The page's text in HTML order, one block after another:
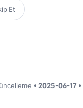
Et
• 2025-06-17 •